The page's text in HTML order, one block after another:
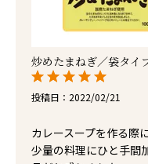
炒めたまねぎ／袋タイ
投稿日 2022/02/21
カレースープを作る際
少量の料理にひと手間